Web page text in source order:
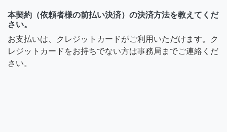
本契約（依頼者様の前払い決済）の決済方法を教えてくだ
さい。
お支払いは、クレジットカードがご利用いただけます。ク
レジットカードをお持ちでない方は事務局までご連絡くだ
さい。